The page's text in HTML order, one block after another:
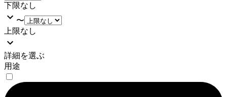
下限なし
〜
上限なし
詳細を選ぶ
用途